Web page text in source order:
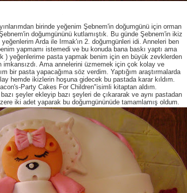
birinde yeğenim Şebnem'in doğumgünü için orman
doğumgününü kutlamıştık. Bu günde Şebnem'in ikiz
Arda ile Irmak'ın 2. doğumgünleri idi. Anneleri ben
yapmamı istemedi ve bu konuda bana baskı yaptı ama
) yeğenlerime pasta yapmak benim için en büyük zevklerden
imkansızdı. Ama annelerini üzmemek için çok kolay ve
bir pasta yapacağıma söz verdim. Yaptığım araştırmalarda
hemde ikizlerin hoşuna gidecek bu pastada karar kıldım.
Party Cakes For Children"isimli kitaptan aldım.
şeyler ekleyip bazı şeyleri de çıkararak ve aynı pastadan
iki adet yaparak bu doğumgününüde tamamlamış oldum.